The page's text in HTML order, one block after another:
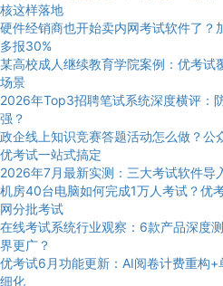
核这样落地
硬件经销商也开始卖内网考试软件了？
多报30%
某高校成人继续教育学院案例：优考试
场景
2026年Top3招聘笔试系统深度横评：
强？
政企线上知识竞赛答题活动怎么做？公
优考试一站式搞定
2026年7月最新实测：三大考试软件导
机房40台电脑如何完成1万人考试？优
网分批考试
在线考试系统行业观察：6款产品深度
界更广？
优考试6月功能更新：AI阅卷计费重构
细化